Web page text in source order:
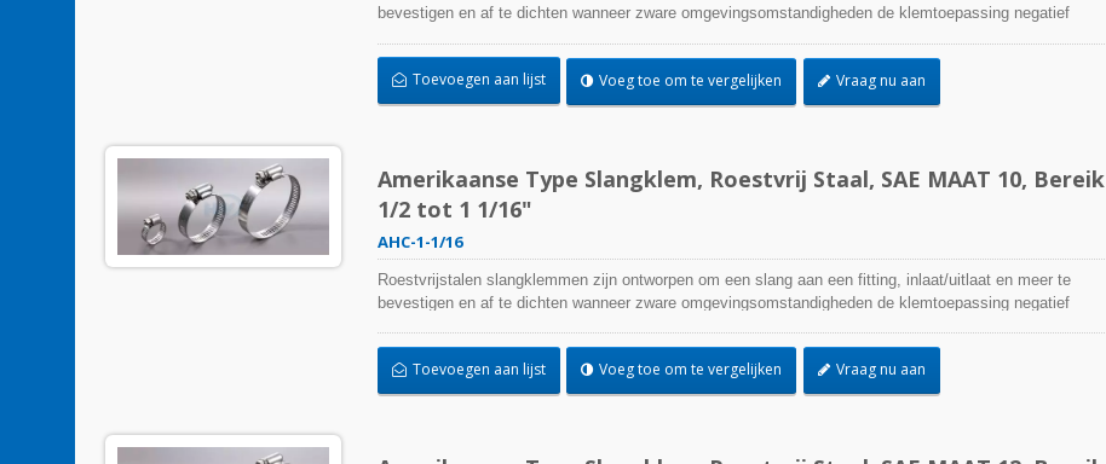
bevestigen en af te dichten wanneer zware omgevingsomstandigheden de klemtoepassing negatief
temperatuurextremen een zorg zijn. Roestvrijstalen slangklemmen kunnen in vrijwel elke binnen- en
buitentoepassing worden gebruikt.
Toevoegen aan lijst Voeg toe om te vergelijken Vraag nu aan
Amerikaanse Type Slangklem, Roestvrij Staal, SAE MAAT 10, Bereik
1/2 tot 1 1/16"
AHC-1-1/16
Roestvrijstalen slangklemmen zijn ontworpen om een slang aan een fitting, inlaat/uitlaat en meer te
bevestigen en af te dichten wanneer zware omgevingsomstandigheden de klemtoepassing negatief
temperatuurextremen een zorg zijn. Roestvrijstalen slangklemmen kunnen in vrijwel elke binnen- en
buitentoepassing worden gebruikt.
Toevoegen aan lijst Voeg toe om te vergelijken Vraag nu aan